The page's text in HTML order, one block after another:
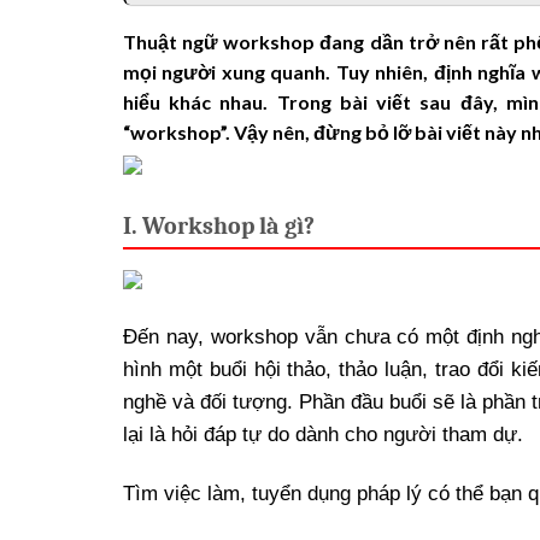
Thuật ngữ workshop đang dần trở nên rất
mọi người xung quanh. Tuy nhiên, định
hiểu khác nhau. Trong bài viết sau đây,
“workshop”. Vậy nên, đừng bỏ lỡ bài viết này
I. Workshop là gì?
Đến nay, workshop vẫn chưa có một định
hình một buổi hội thảo, thảo luận, trao đổi
nghề và đối tượng. Phần đầu buổi sẽ là
lại là hỏi đáp tự do dành cho người tham dự.
Tìm việc làm, tuyển dụng pháp lý có thể bạn